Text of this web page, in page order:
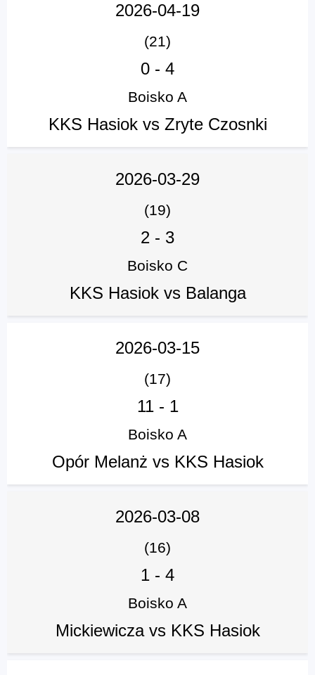
2026-04-19
(21)
0 - 4
Boisko A
KKS Hasiok vs Zryte Czosnki
2026-03-29
(19)
2 - 3
Boisko C
KKS Hasiok vs Balanga
2026-03-15
(17)
11- 1
Boisko A
Opór Melanż vs KKS Hasiok
2026-03-08
(16)
1 - 4
Boisko A
Mickiewicza vs KKS Hasiok